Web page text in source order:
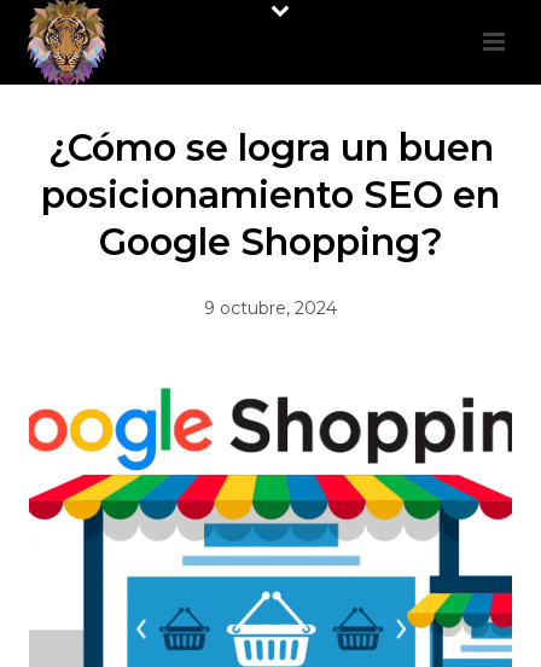
¿Cómo se logra un buen
posicionamiento SEO en
Google Shopping?
9 octubre, 2024